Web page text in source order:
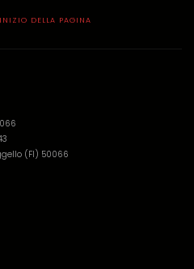
DELLA PAGINA
(FI) 50066